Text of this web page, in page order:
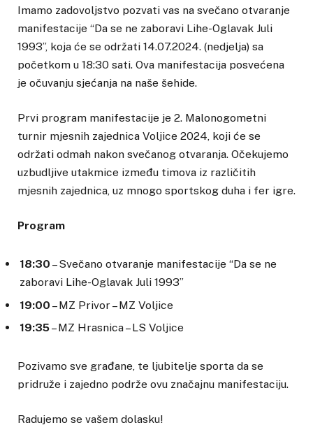
Imamo zadovoljstvo pozvati vas na svečano otvaranje
manifestacije “Da se ne zaboravi Lihe-Oglavak Juli
1993”, koja će se održati 14.07.2024. (nedjelja) sa
početkom u 18:30 sati. Ova manifestacija posvećena
je očuvanju sjećanja na naše šehide.
Prvi program manifestacije je 2. Malonogometni
turnir mjesnih zajednica Voljice 2024, koji će se
održati odmah nakon svečanog otvaranja. Očekujemo
uzbudljive utakmice između timova iz različitih
mjesnih zajednica, uz mnogo sportskog duha i fer igre.
Program
18:30 – Svečano otvaranje manifestacije “Da se ne
zaboravi Lihe-Oglavak Juli 1993”
19:00 – MZ Privor – MZ Voljice
19:35– MZ Hrasnica – LS Voljice
Pozivamo sve građane, te ljubitelje sporta da se
pridruže i zajedno podrže ovu značajnu manifestaciju.
Radujemo se vašem dolasku!